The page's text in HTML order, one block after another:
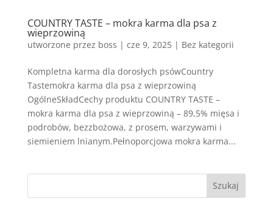
COUNTRY TASTE – mokra karma dla psa z
wieprzowiną
utworzone przez boss | cze 9, 2025| Bez kategorii
Kompletna karma dla dorosłych psówCountry
Tastemokra karma dla psa z wieprzowiną
OgólneSkładCechy produktu COUNTRY TASTE –
mokra karma dla psa z wieprzowiną – 89,5% mięsa i
podrobów, bezzbożowa, z prosem, warzywami i
siemieniem lnianym.Pełnoporcjowa mokra karma...